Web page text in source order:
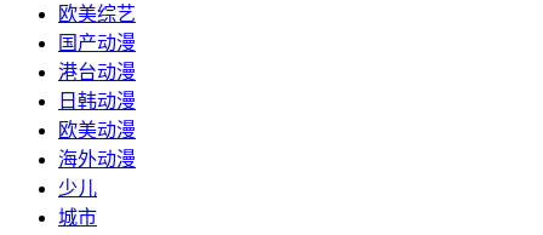
欧美综艺
国产动漫
港台动漫
日韩动漫
欧美动漫
海外动漫
少儿
城市